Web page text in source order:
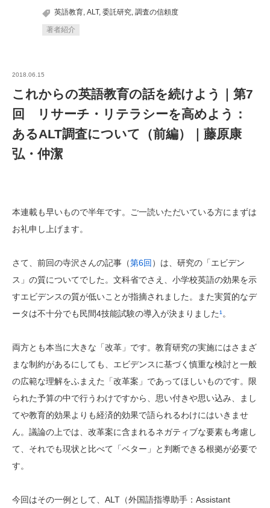
英語教育, ALT, 委託研究, 調査の信頼度
著者紹介
2018.06.15
これからの英語教育の話を続けよう｜第7
回 リサーチ・リテラシーを高めよう：
あるALT調査について（前編）｜藤原康
弘・仲潔
本連載も早いもので半年です。ご一読いただいている方にまずは
お礼申し上げます。
さて、前回の寺沢さんの記事（第6回 ）は、研究の「エビデン
ス」の質についてでした。文科省でさえ、小学校英語の効果を示
すエビデンスの質が低いことが指摘されました。また実質的なデ
ータは不十分でも民間4技能試験の導入が決まりました¹。
両方とも本当に大きな「改革」です。教育研究の実施にはさまざ
まな制約があるにしても、エビデンスに基づく慎重な検討と一般
の広範な理解をふまえた「改革案」であってほしいものです。限
られた予算の中で行うわけですから、思い付きや思い込み、まし
てや教育的効果よりも経済的効果で語られるわけにはいきませ
ん。議論の上では、改革案に含まれるネガティブな要素も考慮し
て、それでも現状と比べて「ベター」と判断できる根拠が必要で
す。
今回はその一例として、ALT（外国語指導助手：Assistant